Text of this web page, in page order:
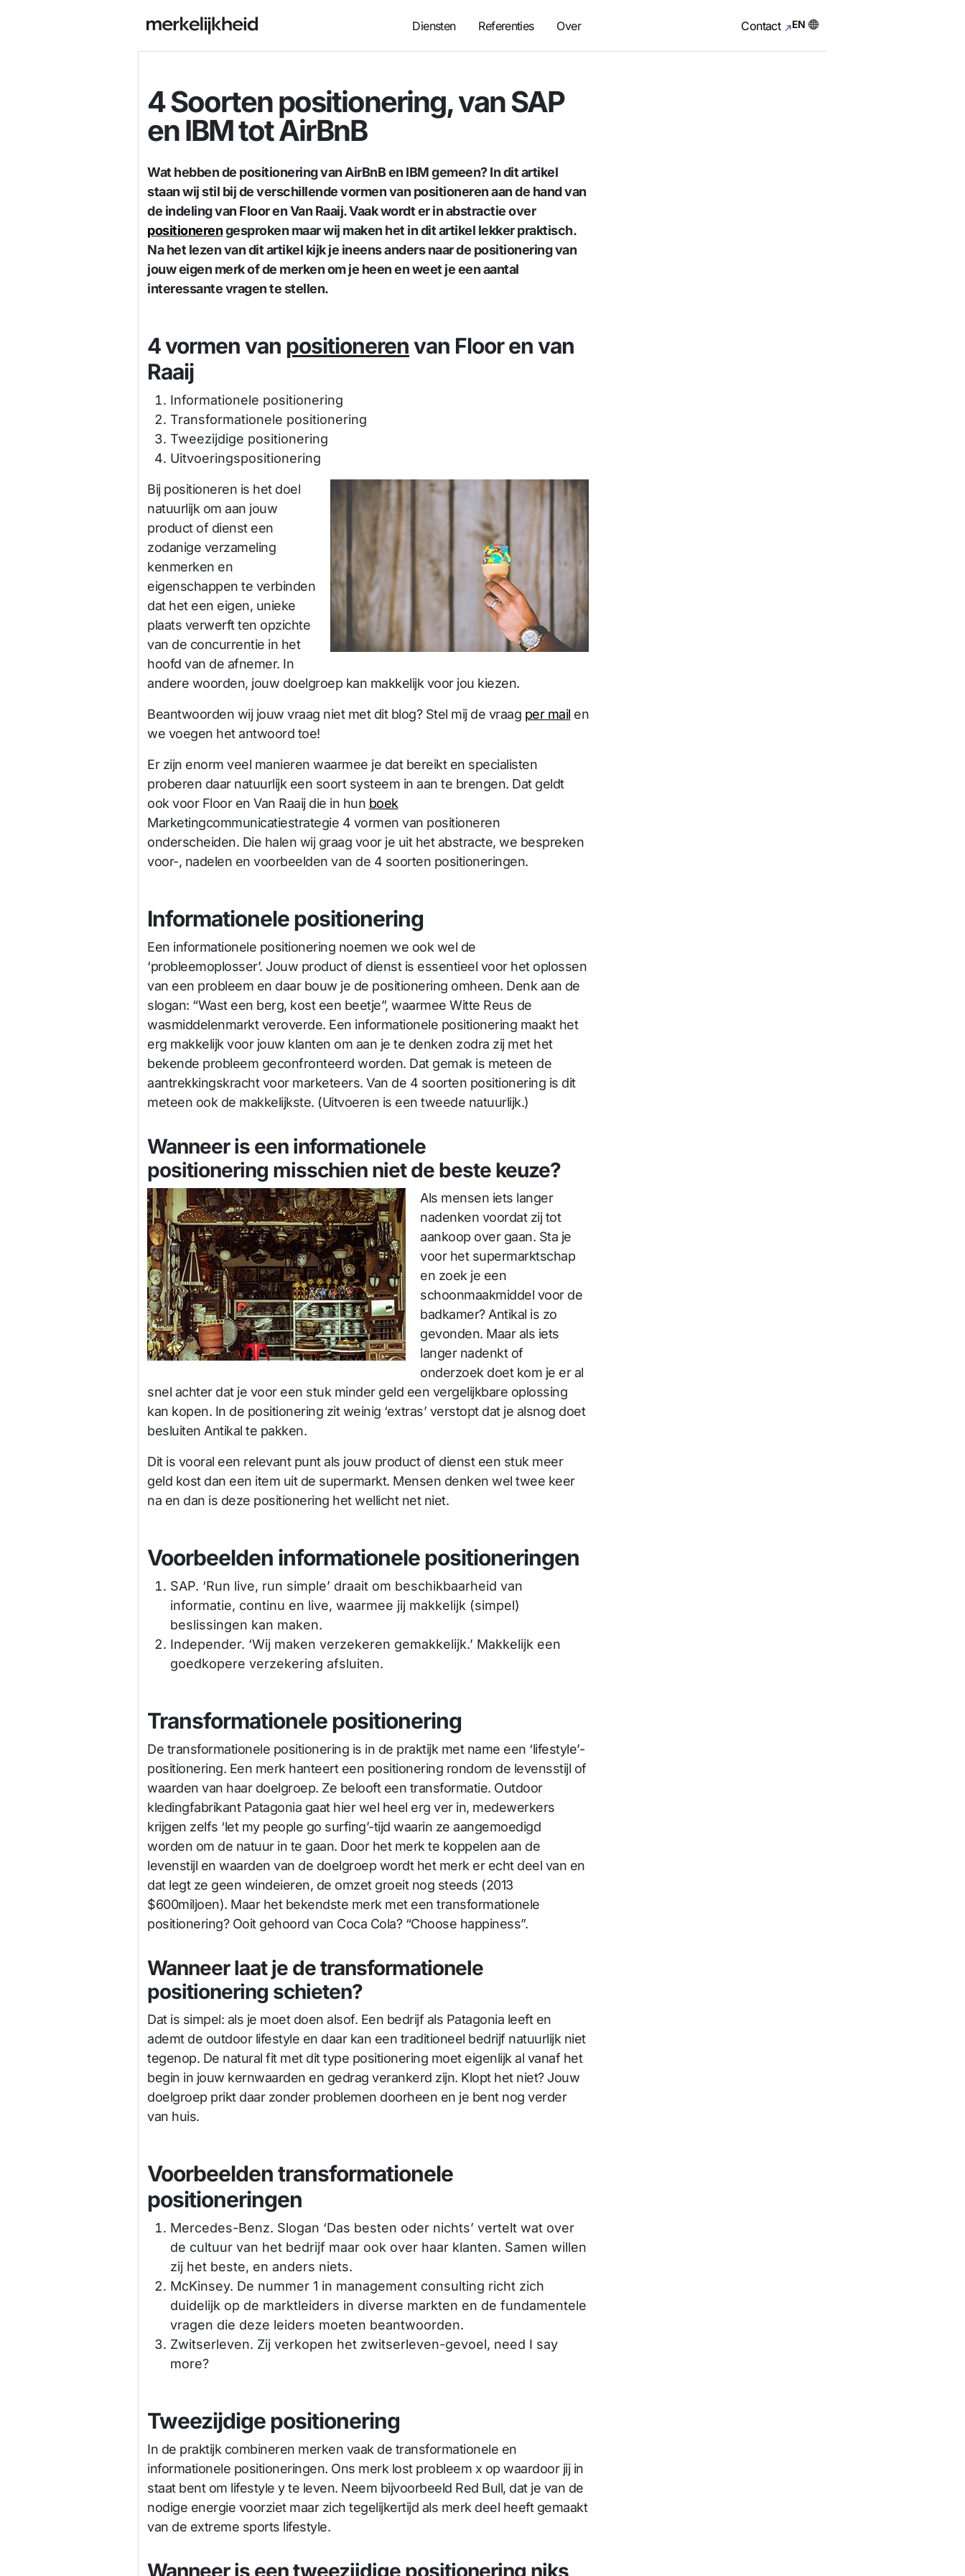
Diensten Referenties Over Contact EN
4 Soorten positionering, van SAP
en IBM tot AirBnB
Wat hebben de positionering van AirBnB en IBM gemeen? In dit artikel
staan wij stil bij de verschillende vormen van positioneren aan de hand van
de indeling van Floor en Van Raaij. Vaak wordt er in abstractie over
positionerengesproken maar wij maken het in dit artikel lekker praktisch.
Na het lezen van dit artikel kijk je ineens anders naar de positionering van
jouw eigen merk of de merken om je heen en weet je een aantal
interessante vragen te stellen.
4 vormen van positionerenvan Floor en van
Raaij
Informationele positionering
Transformationele positionering
Tweezijdige positionering
Uitvoeringspositionering
Bij positioneren is het doel
natuurlijk om aan jouw
product of dienst een
zodanige verzameling
kenmerken en
eigenschappen te verbinden
dat het een eigen, unieke
plaats verwerft ten opzichte
van de concurrentie in het
hoofd van de afnemer. In
andere woorden, jouw doelgroep kan makkelijk voor jou kiezen.
Beantwoorden wij jouw vraag niet met dit blog? Stel mij de vraag per mail en
we voegen het antwoord toe!
Er zijn enorm veel manieren waarmee je dat bereikt en specialisten
proberen daar natuurlijk een soort systeem in aan te brengen. Dat geldt
ook voor Floor en Van Raaij die in hun boek
Marketingcommunicatiestrategie 4 vormen van positioneren
onderscheiden. Die halen wij graag voor je uit het abstracte, we bespreken
voor-, nadelen en voorbeelden van de 4 soorten positioneringen.
Informationele positionering
Een informationele positionering noemen we ook wel de
‘probleemoplosser’. Jouw product of dienst is essentieel voor het oplossen
van een probleem en daar bouw je de positionering omheen. Denk aan de
slogan: “Wast een berg, kost een beetje”, waarmee Witte Reus de
wasmiddelenmarkt veroverde. Een informationele positionering maakt het
erg makkelijk voor jouw klanten om aan je te denken zodra zij met het
bekende probleem geconfronteerd worden. Dat gemak is meteen de
aantrekkingskracht voor marketeers. Van de 4 soorten positionering is dit
meteen ook de makkelijkste. (Uitvoeren is een tweede natuurlijk.)
Wanneer is een informationele
positionering misschien niet de beste keuze?
Als mensen iets langer
nadenken voordat zij tot
aankoop over gaan. Sta je
voor het supermarktschap
en zoek je een
schoonmaakmiddel voor de
badkamer? Antikal is zo
gevonden. Maar als iets
langer nadenkt of
onderzoek doet kom je er al
snel achter dat je voor een stuk minder geld een vergelijkbare oplossing
kan kopen. In de positionering zit weinig ‘extras’ verstopt dat je alsnog doet
besluiten Antikal te pakken.
Dit is vooral een relevant punt als jouw product of dienst een stuk meer
geld kost dan een item uit de supermarkt. Mensen denken wel twee keer
na en dan is deze positionering het wellicht net niet.
Voorbeelden informationele positioneringen
SAP. ‘Run live, run simple’ draait om beschikbaarheid van
informatie, continu en live, waarmee jij makkelijk (simpel)
beslissingen kan maken.
Independer. ‘Wij maken verzekeren gemakkelijk.’ Makkelijk een
goedkopere verzekering afsluiten.
Transformationele positionering
De transformationele positionering is in de praktijk met name een ‘lifestyle’-
positionering. Een merk hanteert een positionering rondom de levensstijl of
waarden van haar doelgroep. Ze belooft een transformatie. Outdoor
kledingfabrikant Patagonia gaat hier wel heel erg ver in, medewerkers
krijgen zelfs ‘let my people go surfing’-tijd waarin ze aangemoedigd
worden om de natuur in te gaan. Door het merk te koppelen aan de
levenstijl en waarden van de doelgroep wordt het merk er echt deel van en
dat legt ze geen windeieren, de omzet groeit nog steeds (2013
$600miljoen). Maar het bekendste merk met een transformationele
positionering? Ooit gehoord van Coca Cola? “Choose happiness”.
Wanneer laat je de transformationele
positionering schieten?
Dat is simpel: als je moet doen alsof. Een bedrijf als Patagonia leeft en
ademt de outdoor lifestyle en daar kan een traditioneel bedrijf natuurlijk niet
tegenop. De natural fit met dit type positionering moet eigenlijk al vanaf het
begin in jouw kernwaarden en gedrag verankerd zijn. Klopt het niet? Jouw
doelgroep prikt daar zonder problemen doorheen en je bent nog verder
van huis.
Voorbeelden transformationele
positioneringen
Mercedes-Benz. Slogan ‘Das besten oder nichts’ vertelt wat over
de cultuur van het bedrijf maar ook over haar klanten. Samen willen
zij het beste, en anders niets.
McKinsey. De nummer 1 in management consulting richt zich
duidelijk op de marktleiders in diverse markten en de fundamentele
vragen die deze leiders moeten beantwoorden.
Zwitserleven. Zij verkopen het zwitserleven-gevoel, need I say
more?
Tweezijdige positionering
In de praktijk combineren merken vaak de transformationele en
informationele positioneringen. Ons merk lost probleem x op waardoor jij in
staat bent om lifestyle y te leven. Neem bijvoorbeeld Red Bull, dat je van de
nodige energie voorziet maar zich tegelijkertijd als merk deel heeft gemaakt
van de extreme sports lifestyle.
Wanneer is een tweezijdige positionering niks